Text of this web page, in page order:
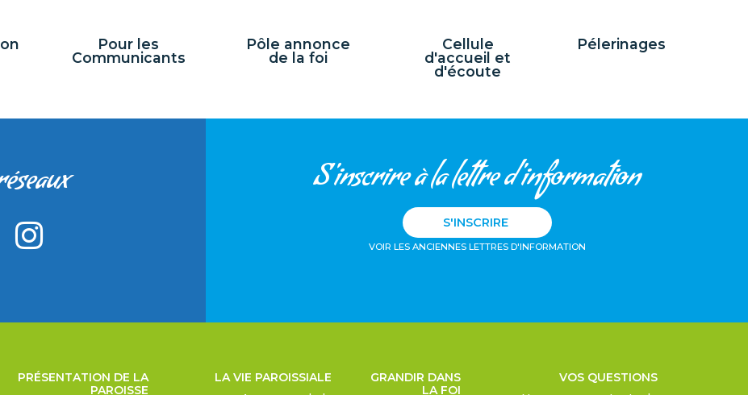
Pour les
Communicants
Pôle annonce
de la foi
Cellule
d'accueil et
d'écoute
Pélerinages
S'inscrire à la lettre d'information
S'INSCRIRE
VOIR LES ANCIENNES LETTRES D'INFORMATION
PRÉSENTATION DE LA
PAROISSE
LA VIE PAROISSIALE
GRANDIR DANS
LA FOI
VOS QUESTIONS